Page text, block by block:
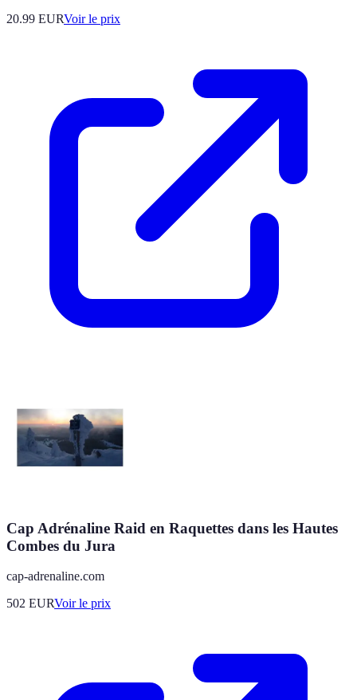
20.99 EURVoir le prix
Cap Adrénaline Raid en Raquettes dans les Hautes
Combes du Jura
cap-adrenaline.com
502 EURVoir le prix